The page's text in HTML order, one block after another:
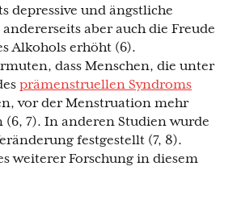
depressive und ängstliche
aber auch die Freude
Alkohols erhöht (6).
dass Menschen, die unter
prämenstruellen Syndroms
vor der Menstruation mehr
7). In anderen Studien wurde
festgestellt (7, 8).
weiterer Forschung in diesem